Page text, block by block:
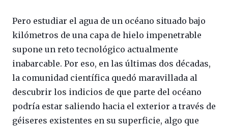
Pero estudiar el agua de un océano situado bajo
kilómetros de una capa de hielo impenetrable
supone un reto tecnológico actualmente
inabarcable. Por eso, en las últimas dos décadas,
la comunidad científica quedó maravillada al
descubrir los indicios de que parte del océano
podría estar saliendo hacia el exterior a través de
géiseres existentes en su superficie, algo que